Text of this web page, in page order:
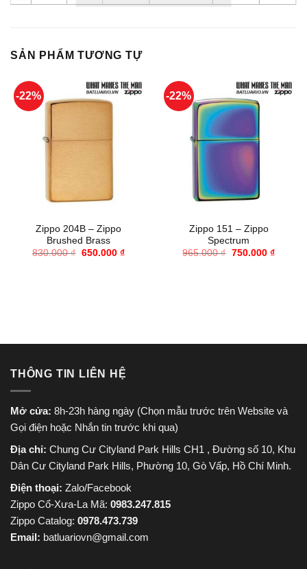
SẢN PHẨM TƯƠNG TỰ
-22%
Zippo 204B – Zippo
Brushed Brass
830.000₫ Giá
650.000 ₫Giá
-22%
Zippo 151 – Zippo
Spectrum
965.000₫ Giá
750.000 ₫Giá
THÔNG TIN LIÊN HỆ
Mở cửa: 8h-23h hàng ngày (Chọn mẫu trước trên Website và
Gọi điện hoặc Nhắn tin trước khi qua)
Địa chỉ: Chung Cư Cityland Park Hills CH1 , Đường số 10, Khu
Dân Cư Cityland Park Hills, Phường 10, Gò Vấp, Hồ Chí Minh.
Điện thoại: Zalo/Facebook
Zippo Cổ-Xưa-La Mã: 0983.247.815
Zippo Catalog: 0978.473.739
Email: batluariovn@gmail.com